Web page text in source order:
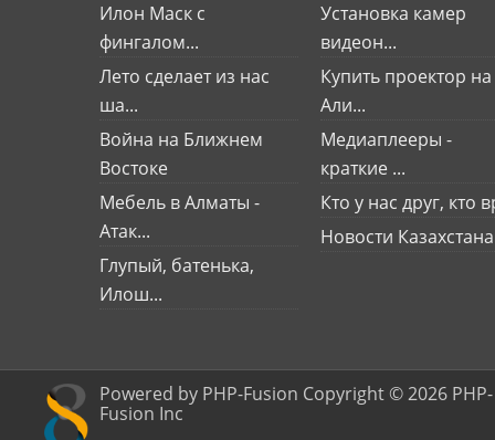
Илон Маск с
фингалом...
Лето сделает из нас
ша...
Война на Ближнем
Востоке
Мебель в Алматы -
Атак...
Глупый, батенька,
Илош...
Установка камер
видеон...
Купить проектор на
Али...
Медиаплееры -
краткие ...
Кто у нас друг, кто
Новости Казахстана
Powered by PHP-Fusion Copyright © 2026 PHP-
Fusion Inc